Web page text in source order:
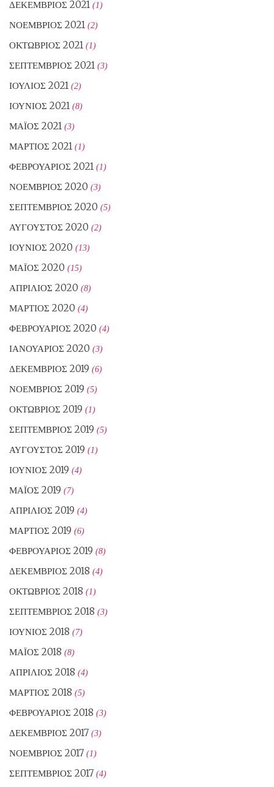
ΔΕΚΈΜΒΡΙΟΣ 2021 (1)
ΝΟΈΜΒΡΙΟΣ 2021 (2)
ΟΚΤΏΒΡΙΟΣ 2021 (1)
ΣΕΠΤΈΜΒΡΙΟΣ 2021 (3)
ΙΟΎΛΙΟΣ 2021 (2)
ΙΟΎΝΙΟΣ 2021 (8)
ΜΆΙΟΣ 2021 (3)
ΜΆΡΤΙΟΣ 2021 (1)
ΦΕΒΡΟΥΆΡΙΟΣ 2021 (1)
ΝΟΈΜΒΡΙΟΣ 2020 (3)
ΣΕΠΤΈΜΒΡΙΟΣ 2020 (5)
ΑΎΓΟΥΣΤΟΣ 2020 (2)
ΙΟΎΝΙΟΣ 2020 (13)
ΜΆΙΟΣ 2020 (15)
ΑΠΡΊΛΙΟΣ 2020 (8)
ΜΆΡΤΙΟΣ 2020 (4)
ΦΕΒΡΟΥΆΡΙΟΣ 2020 (4)
ΙΑΝΟΥΆΡΙΟΣ 2020 (3)
ΔΕΚΈΜΒΡΙΟΣ 2019 (6)
ΝΟΈΜΒΡΙΟΣ 2019 (5)
ΟΚΤΏΒΡΙΟΣ 2019 (1)
ΣΕΠΤΈΜΒΡΙΟΣ 2019 (5)
ΑΎΓΟΥΣΤΟΣ 2019 (1)
ΙΟΎΝΙΟΣ 2019 (4)
ΜΆΙΟΣ 2019 (7)
ΑΠΡΊΛΙΟΣ 2019 (4)
ΜΆΡΤΙΟΣ 2019 (6)
ΦΕΒΡΟΥΆΡΙΟΣ 2019 (8)
ΔΕΚΈΜΒΡΙΟΣ 2018 (4)
ΟΚΤΏΒΡΙΟΣ 2018 (1)
ΣΕΠΤΈΜΒΡΙΟΣ 2018 (3)
ΙΟΎΝΙΟΣ 2018 (7)
ΜΆΙΟΣ 2018 (8)
ΑΠΡΊΛΙΟΣ 2018 (4)
ΜΆΡΤΙΟΣ 2018 (5)
ΦΕΒΡΟΥΆΡΙΟΣ 2018 (3)
ΔΕΚΈΜΒΡΙΟΣ 2017 (3)
ΝΟΈΜΒΡΙΟΣ 2017 (1)
ΣΕΠΤΈΜΒΡΙΟΣ 2017 (4)